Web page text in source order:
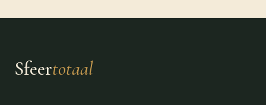
Sfeertotaal